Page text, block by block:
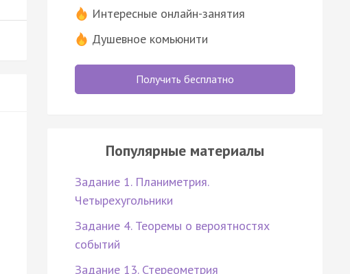
Интересные онлайн-занятия
Душевное комьюнити
Получить бесплатно
Популярные материалы
Задание 1. Планиметрия.
Четырехугольники
Задание 4. Теоремы о вероятностях
событий
Задание 13. Стереометрия